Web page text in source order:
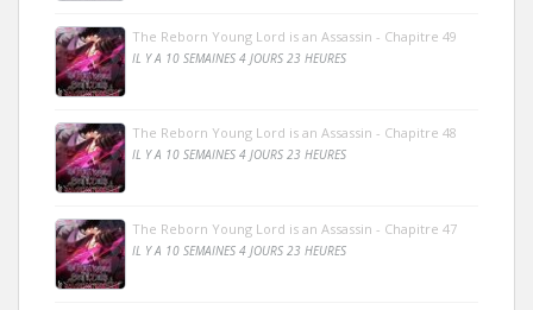
The Reborn Young Lord is an Assassin - Chapitre 49
IL Y A 10 SEMAINES 4 JOURS 23 HEURES
The Reborn Young Lord is an Assassin - Chapitre 48
IL Y A 10 SEMAINES 4 JOURS 23 HEURES
The Reborn Young Lord is an Assassin - Chapitre 47
IL Y A 10 SEMAINES 4 JOURS 23 HEURES